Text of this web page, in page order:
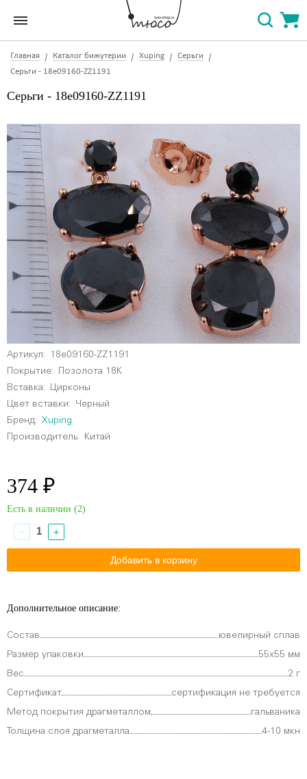
Главная Каталог бижутерии Xuping
Серьги
Серьги - 18e09160-ZZ1191
Серьги - 18e09160-ZZ1191
Артикул:
18e09160-ZZ1191
Покрытие: Позолота 18К
Вставка: Цирконы
Цвет вставки:
Черный
Бренд:
Xuping
Производитель: Китай
374 ₽
Есть в наличии (2)
− +
Дополнительное описание:
Состав ювелирный сплав
Размер упаковки 55х55 мм
Вес 2 г
Сертификат сертификация не требуется
Метод покрытия драгметаллом гальваника
Толщина слоя драгметалла 4-10 мкн